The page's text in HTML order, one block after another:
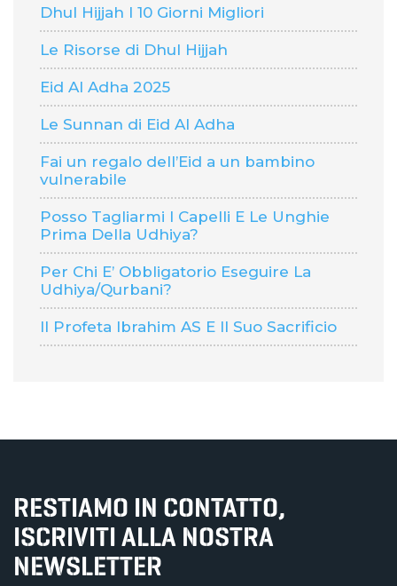
Dhul Hijjah I 10 Giorni Migliori
Le Risorse di Dhul Hijjah
Eid Al Adha 2025
Le Sunnan di Eid Al Adha
Fai un regalo dell’Eid a un bambino
vulnerabile
Posso Tagliarmi I Capelli E Le Unghie
Prima Della Udhiya?
Per Chi E’ Obbligatorio Eseguire La
Udhiya/Qurbani?
Il Profeta Ibrahim AS E Il Suo Sacrificio
RESTIAMO IN CONTATTO,
ISCRIVITI ALLA NOSTRA
NEWSLETTER